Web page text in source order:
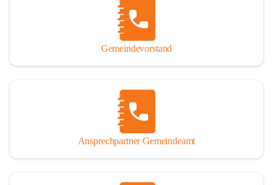
Gemeindevorstand
Ansprechpartner Gemeindeamt